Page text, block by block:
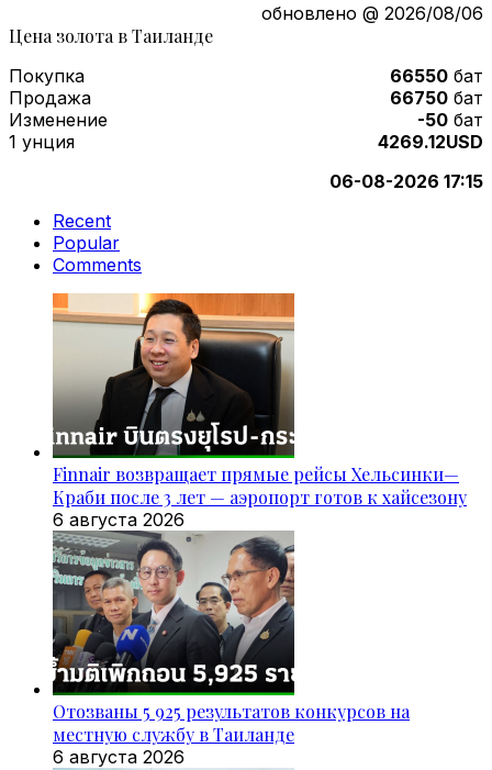
обновлено @ 2026/08/06
Цена золота в Таиланде
Покупка 66550 бат
Продажа
66750 бат
Изменение
-50 бат
1 унция
4269.12USD
06-08-2026 17:15
Recent
Popular
Comments
Finnair возвращает прямые рейсы Хельсинки—
Краби после 3 лет — аэропорт готов к хайсезону
6 августа 2026
Отозваны 5 925 результатов конкурсов на
местную службу в Таиланде
6 августа 2026